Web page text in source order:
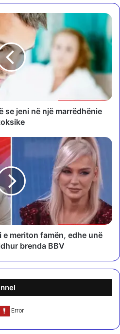
se jeni në një marrëdhënie
meriton famën, edhe unë
brenda BBV